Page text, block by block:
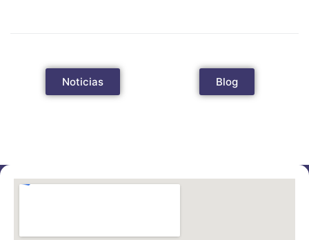
Noticias Blog